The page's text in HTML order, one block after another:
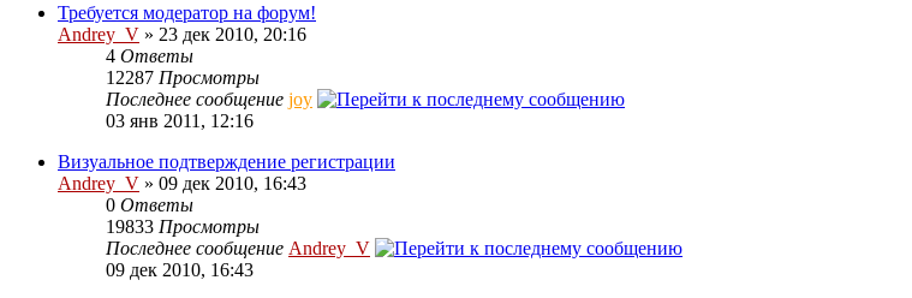
Требуется модератор на форум!
Andrey_V » 23 дек 2010, 20:16
4 Ответы
12287 Просмотры
Последнее сообщение joy
03 янв 2011, 12:16
Визуальное подтверждение регистрации
Andrey_V » 09 дек 2010, 16:43
0 Ответы
19833 Просмотры
Последнее сообщение Andrey_V
09 дек 2010, 16:43